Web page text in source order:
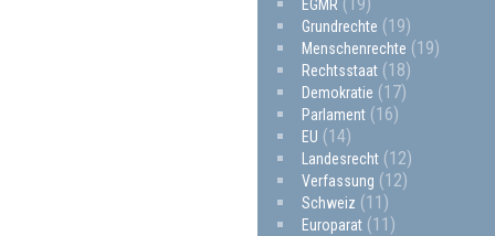
EGMR
Grundrechte (19)
Menschenrechte (19)
Rechtsstaat (18)
Demokratie (17)
Parlament (16)
EU (14)
Landesrecht (12)
Verfassung (12)
Schweiz (11)
Europarat (11)